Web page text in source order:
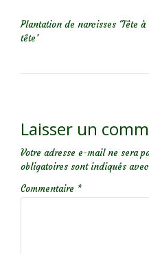
Plantation de narcisses ‘Tête à
tête’
Laisser un
Votre adresse e-mail ne sera
obligatoires sont indiqués avec
Commentaire *